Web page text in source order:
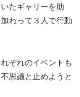
たギャリーを助
わって３人で行動
ぞれのイベントも
思議と止めようと